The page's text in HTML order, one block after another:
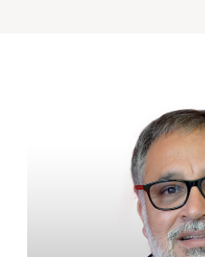
Formación Continua